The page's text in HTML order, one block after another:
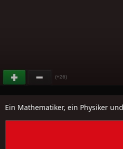
(+26)
Ein Mathematiker, ein Physiker